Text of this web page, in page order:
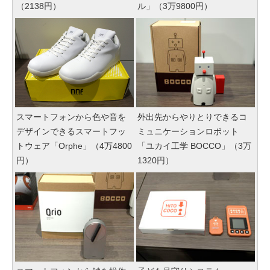
（2138円） ル」（3万9800円）
スマートフォンから色や音を
デザインできるスマートフッ
トウェア「Orphe」（4万4800
円）
外出先からやりとりできるコ
ミュニケーションロボット
「ユカイ工学 BOCCO」（3万
1320円）